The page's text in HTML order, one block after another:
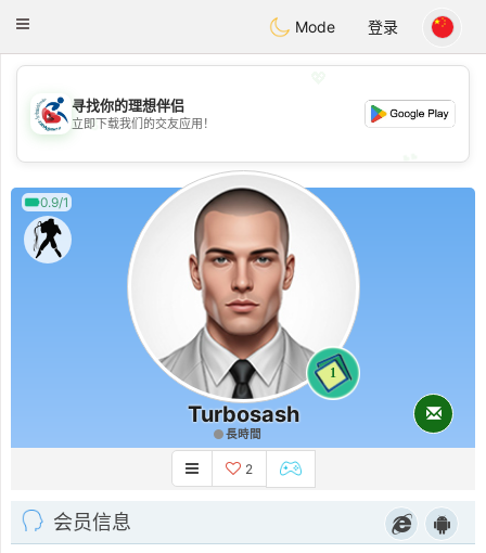
Handi Space
Toggle
Mode 登录
💖
💕
寻找你的理想伴侣
立即下载我们的交友应用！
0.9/1
1
Turbosash
長時間
2
会员信息